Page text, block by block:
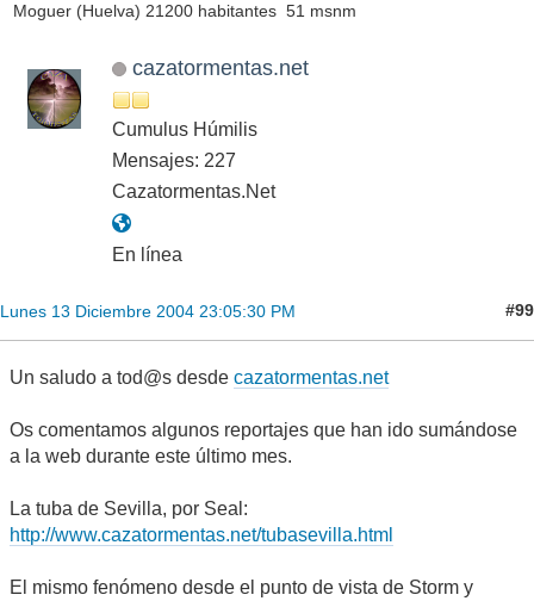
Moguer (Huelva) 21200 habitantes 51 msnm
cazatormentas.net
Cumulus Húmilis
Mensajes: 227
Cazatormentas.Net
En línea
Lunes 13 Diciembre 2004 23:05:30 PM #99
Un saludo a tod@s desde cazatormentas.net
Os comentamos algunos reportajes que han ido sumándose
a la web durante este último mes.
La tuba de Sevilla, por Seal:
http://www.cazatormentas.net/tubasevilla.html
El mismo fenómeno desde el punto de vista de Storm y